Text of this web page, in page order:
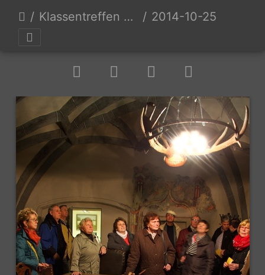
Klassentreffen 50 Jahre Grundschulabschluß 2014-10-25 um 16-11-16